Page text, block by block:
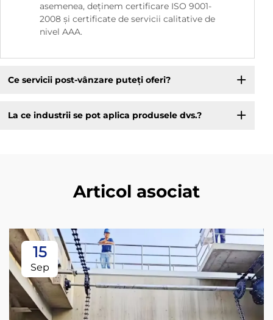
asemenea, deținem certificare ISO 9001-
2008 și certificate de servicii calitative de
nivel AAA.
Ce servicii post-vânzare puteți oferi?
La ce industrii se pot aplica produsele dvs.?
Articol asociat
15
Sep